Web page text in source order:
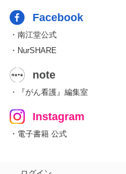
Facebook
・南江堂公式
・NurSHARE
note
・『がん看護』編集室
Instagram
・電子書籍 公式